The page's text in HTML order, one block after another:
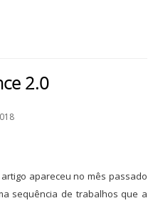
2.0
apareceu no mês passado
sequência de trabalhos que a